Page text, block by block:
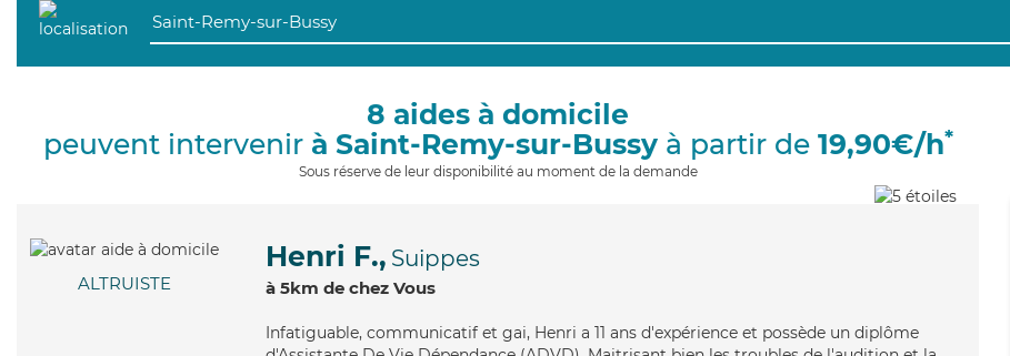
8 aides à domicile
peuvent intervenir à Saint-Remy-sur-Bussyà partir de 19,90€/h*
Sous réserve de leur disponibilité au moment de la demande
ALTRUISTE
Henri F., Suippes
à 5km de chez Vous
Infatiguable, communicatif et gai, Henri a 11 ans d'expérience et possède un diplôme